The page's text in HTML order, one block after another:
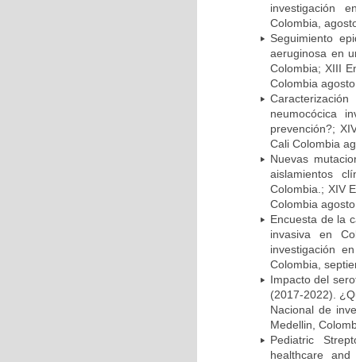
investigación
Colombia,
Seguimiento
aeruginosa en
Colombia; XIII
Colombia
neumocócica
prevención?;
Cali Colombia
Nuevas
aislamientos
Colombia.; XIV
Colombia
Encuesta de la
invasiva en
investigación
Colombia,
Impacto del
(2017-2022).
Nacional de
Medellin,
Pediatric
healthcare and